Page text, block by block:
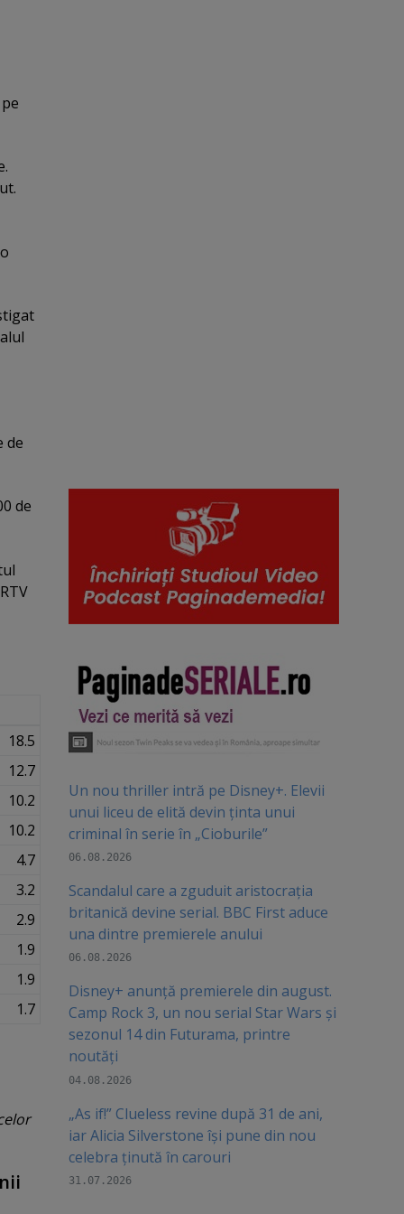
de
de
18.5
12.7
10.2
10.2
4.7
3.2
2.9
1.9
1.9
1.7
Un nou thriller intră pe Disney+. Elevii
unui liceu de elită devin ținta unui
criminal în serie în „Cioburile”
06.08.2026
Scandalul care a zguduit aristocrația
britanică devine serial. BBC First aduce
una dintre premierele anului
06.08.2026
Disney+ anunță premierele din august.
Camp Rock 3, un nou serial Star Wars și
sezonul 14 din Futurama, printre
noutăți
04.08.2026
„As if!” Clueless revine după 31 de ani,
iar Alicia Silverstone își pune din nou
celebra ținută în carouri
31.07.2026